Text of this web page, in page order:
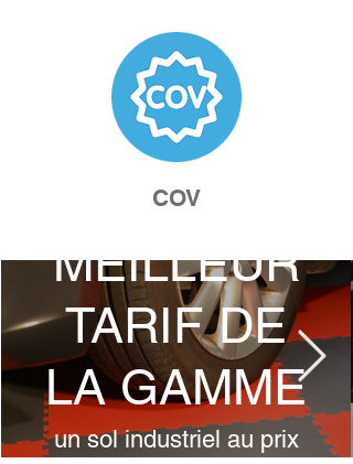
COV
MEILLEUR
TARIF DE
LA GAMME
un sol industriel au prix